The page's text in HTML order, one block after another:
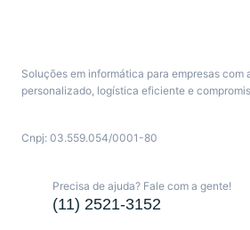
Soluções em informática para empresas com
personalizado, logística eficiente e
Cnpj: 03.559.054/0001-80
Precisa de ajuda? Fale com a gente!
(11) 2521-3152